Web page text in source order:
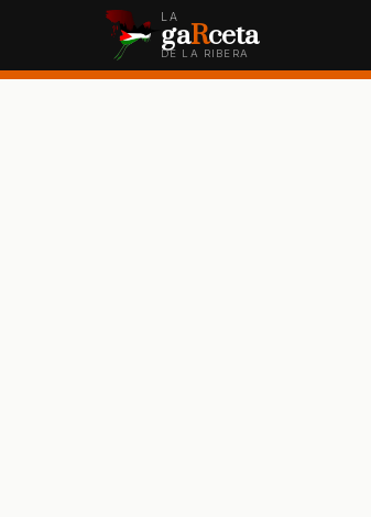
LA
gaRceta
DE LA RIBERA